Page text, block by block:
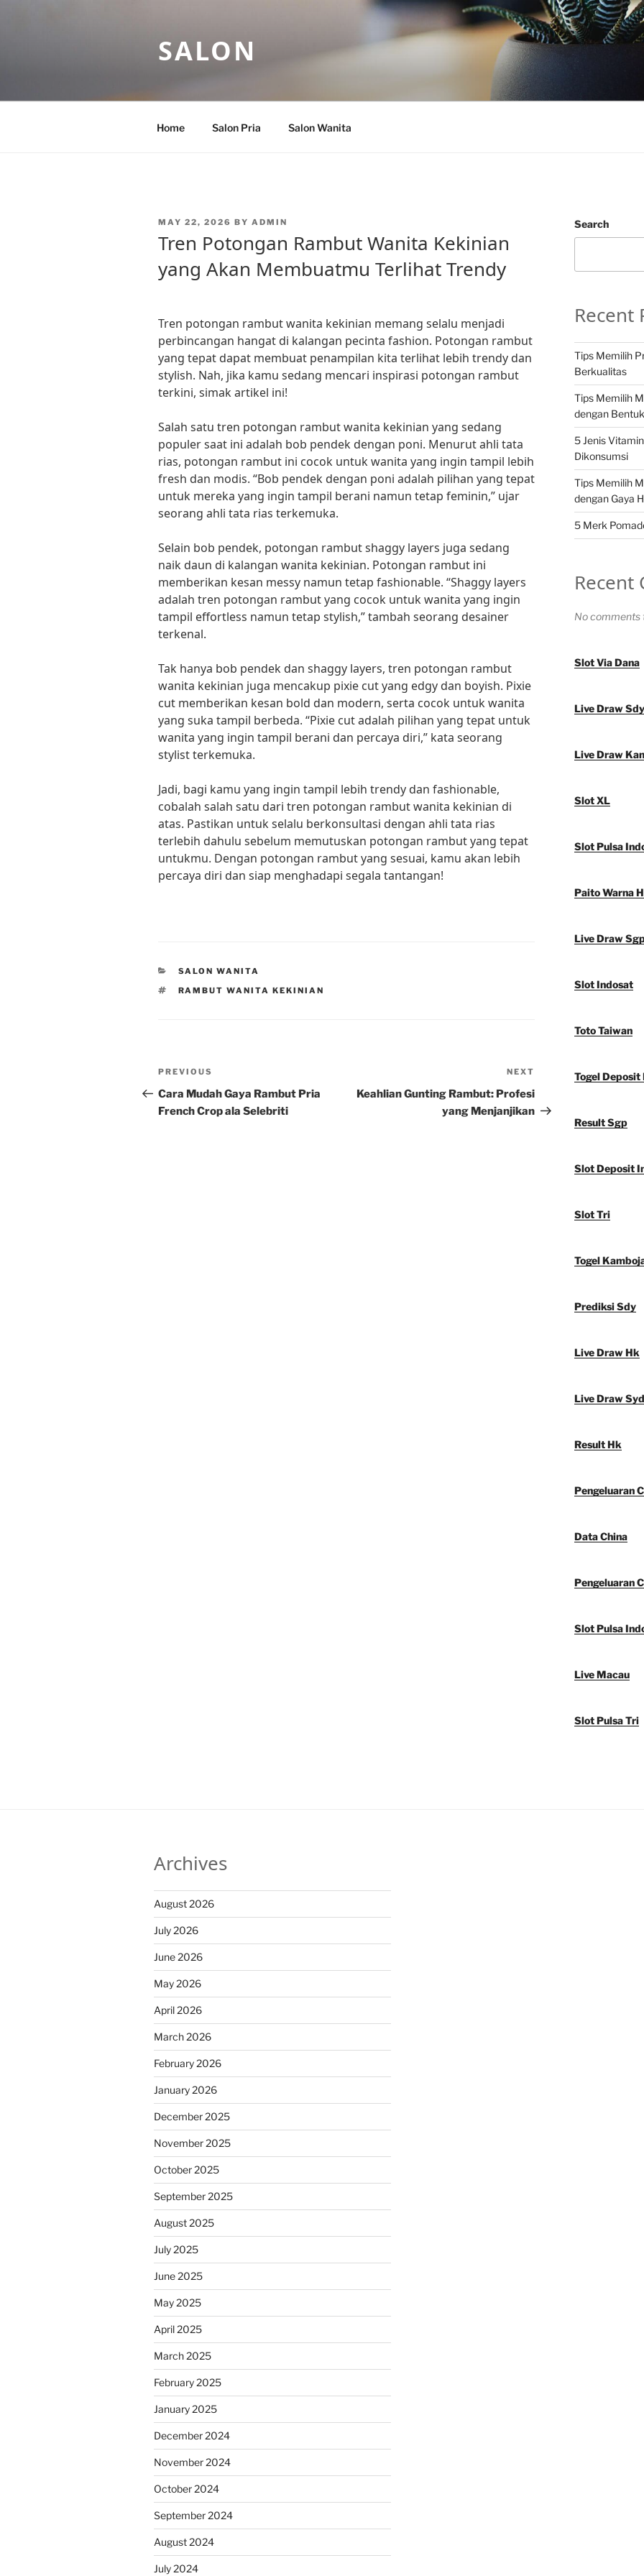
SALON
Home Salon Pria Salon Wanita
POSTED
MAY 22, 2026 BY ADMIN
Tren Potongan Rambut Wanita Kekinian
yang Akan Membuatmu Terlihat Trendy
Tren potongan rambut wanita kekinian memang selalu menjadi
perbincangan hangat di kalangan pecinta fashion. Potongan rambut
yang tepat dapat membuat penampilan kita terlihat lebih trendy dan
stylish. Nah, jika kamu sedang mencari inspirasi potongan rambut
terkini, simak artikel ini!
Salah satu tren potongan rambut wanita kekinian yang sedang
populer saat ini adalah bob pendek dengan poni. Menurut ahli tata
rias, potongan rambut ini cocok untuk wanita yang ingin tampil lebih
fresh dan modis. “Bob pendek dengan poni adalah pilihan yang tepat
untuk mereka yang ingin tampil berani namun tetap feminin,” ujar
seorang ahli tata rias terkemuka.
Selain bob pendek, potongan rambut shaggy layers juga sedang
naik daun di kalangan wanita kekinian. Potongan rambut ini
memberikan kesan messy namun tetap fashionable. “Shaggy layers
adalah tren potongan rambut yang cocok untuk wanita yang ingin
tampil effortless namun tetap stylish,” tambah seorang desainer
terkenal.
Tak hanya bob pendek dan shaggy layers, tren potongan rambut
wanita kekinian juga mencakup pixie cut yang edgy dan boyish. Pixie
cut memberikan kesan bold dan modern, serta cocok untuk wanita
yang suka tampil berbeda. “Pixie cut adalah pilihan yang tepat untuk
wanita yang ingin tampil berani dan percaya diri,” kata seorang
stylist terkemuka.
Jadi, bagi kamu yang ingin tampil lebih trendy dan fashionable,
cobalah salah satu dari tren potongan rambut wanita kekinian di
atas. Pastikan untuk selalu berkonsultasi dengan ahli tata rias
terlebih dahulu sebelum memutuskan potongan rambut yang tepat
untukmu. Dengan potongan rambut yang sesuai, kamu akan lebih
percaya diri dan siap menghadapi segala tantangan!
CATEGORIES
SALON WANITA
TAGS
RAMBUT WANITA KEKINIAN
Post
navigation
Previous
Post
PREVIOUS
Cara Mudah Gaya Rambut Pria
French Crop ala Selebriti
Post
NEXT
Keahlian Gunting Rambut: Profesi
yang Menjanjikan
Search
Recent
Tips Memilih
Berkualitas
Tips Memilih
dengan
5 Jenis
Dikonsumsi
Tips Memilih
dengan Gaya
5 Merk
Recent
No comments
Slot Via Dana
Live Draw Sdy
Live Draw
Slot XL
Slot Pulsa
Paito Warna
Live Draw
Slot Indosat
Toto Taiwan
Togel Deposit
Result Sgp
Slot Deposit
Slot Tri
Togel
Prediksi Sdy
Live Draw Hk
Live Draw
Result Hk
Pengeluaran
Data China
Pengeluaran
Slot Pulsa
Live Macau
Slot Pulsa Tri
Archives
August 2026
July 2026
June 2026
May 2026
April 2026
March 2026
February 2026
January 2026
December 2025
November 2025
October 2025
September 2025
August 2025
July 2025
June 2025
May 2025
April 2025
March 2025
February 2025
January 2025
December 2024
November 2024
October 2024
September 2024
August 2024
July 2024